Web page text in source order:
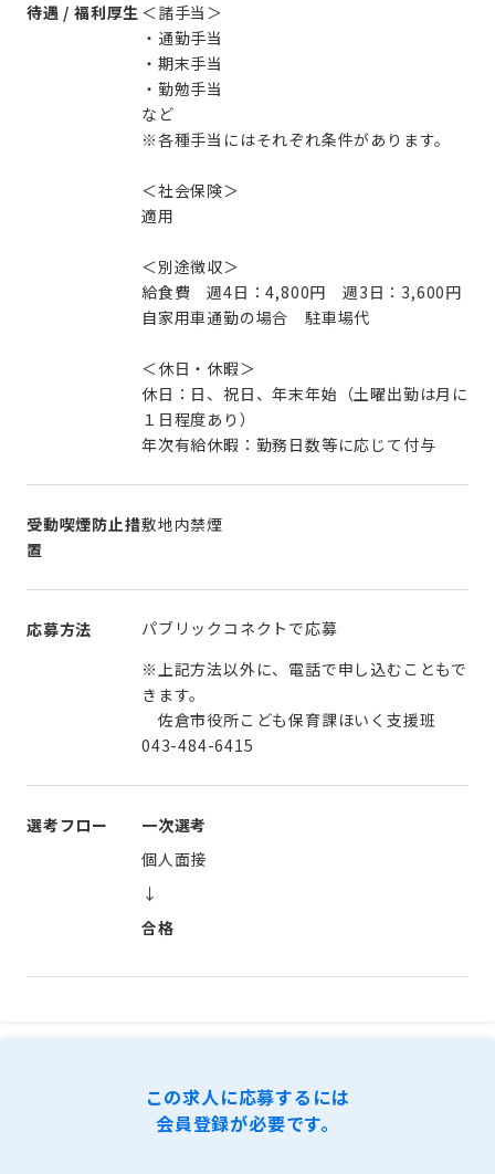
待遇 / 福利厚生 ＜諸手当＞
・通勤手当
・期末手当
・勤勉手当
など
※各種手当にはそれぞれ条件があります。
＜社会保険＞
適用
＜別途徴収＞
給食費 週4日：4,800円 週3日：3,600円
自家用車通勤の場合 駐車場代
＜休日・休暇＞
休日：日、祝日、年末年始（土曜出勤は月に
１日程度あり）
年次有給休暇：勤務日数等に応じて付与
受動喫煙防止措
置
敷地内禁煙
応募方法
パブリックコネクトで応募
※上記方法以外に、電話で申し込むこともで
きます。
佐倉市役所こども保育課ほいく支援班
043-484-6415
選考フロー
一次選考
個人面接
↓
合格
この求人に応募するには
会員登録が必要です。